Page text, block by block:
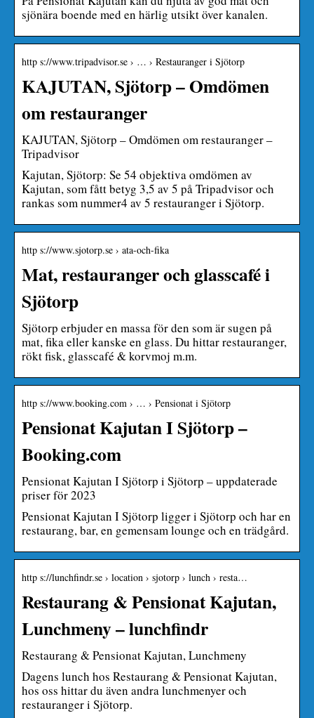
sjönära boende med en härlig utsikt över kanalen.
http s://www.tripadvisor.se › … › Restauranger i Sjötorp
KAJUTAN, Sjötorp – Omdömen
om restauranger
KAJUTAN, Sjötorp – Omdömen om restauranger –
Tripadvisor
Kajutan, Sjötorp: Se 54 objektiva omdömen av
Kajutan, som fått betyg 3,5 av 5 på Tripadvisor och
rankas som nummer4 av 5 restauranger i Sjötorp.
http s://www.sjotorp.se › ata-och-fika
Mat, restauranger och glasscafé i
Sjötorp
Sjötorp erbjuder en massa för den som är sugen på
mat, fika eller kanske en glass. Du hittar restauranger,
rökt fisk, glasscafé & korvmoj m.m.
http s://www.booking.com › … › Pensionat i Sjötorp
Pensionat Kajutan I Sjötorp –
Booking.com
Pensionat Kajutan I Sjötorp i Sjötorp – uppdaterade
priser för 2023
Pensionat Kajutan I Sjötorp ligger i Sjötorp och har en
restaurang, bar, en gemensam lounge och en trädgård.
http s://lunchfindr.se › location › sjotorp › lunch › resta…
Restaurang & Pensionat Kajutan,
Lunchmeny – lunchfindr
Restaurang & Pensionat Kajutan, Lunchmeny
Dagens lunch hos Restaurang & Pensionat Kajutan,
hos oss hittar du även andra lunchmenyer och
restauranger i Sjötorp.